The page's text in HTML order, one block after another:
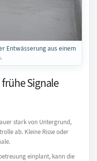
Entwässerung aus einem
Signale
stark von Untergrund,
ab. Kleine Risse oder
einplant, kann die